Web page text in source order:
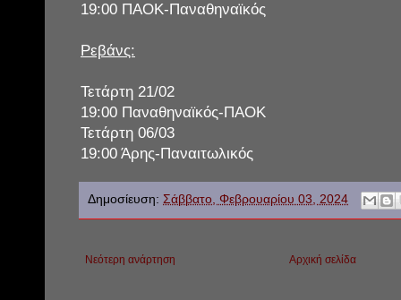
19:00 ΠΑΟΚ-Παναθηναϊκός
Ρεβάνς:
Τετάρτη 21/02
19:00 Παναθηναϊκός-ΠΑΟΚ
Τετάρτη 06/03
19:00 Άρης-Παναιτωλικός
Δημοσίευση: Σάββατο, Φεβρουαρίου 03, 2024
Νεότερη ανάρτηση Αρχική σελίδα